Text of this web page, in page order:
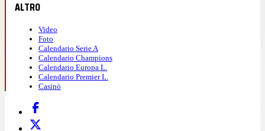
ALTRO
Video
Foto
Calendario Serie A
Calendario Champions
Calendario Europa L.
Calendario Premier L.
Casinò